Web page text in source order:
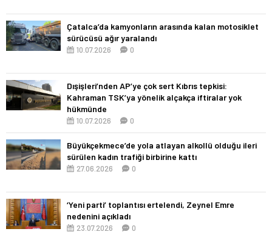
Çatalca’da kamyonların arasında kalan motosiklet
sürücüsü ağır yaralandı
10.07.2026 0
Dışişleri’nden AP’ye çok sert Kıbrıs tepkisi:
Kahraman TSK’ya yönelik alçakça iftiralar yok
hükmünde
10.07.2026 0
Büyükçekmece’de yola atlayan alkollü olduğu ileri
sürülen kadın trafiği birbirine kattı
27.06.2026 0
‘Yeni parti’ toplantısı ertelendi, Zeynel Emre
nedenini açıkladı
23.07.2026 0